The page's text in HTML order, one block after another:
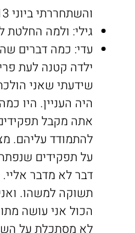
והשתחררתי ביוני 2013.
גילי: ולמה
עדי: כמה דברים
ילדה קטנה לעת
שידעתי שאני
היה העניין. היו
אתה מקבל
להתמודד עליהם.
על תפקידים
דבר לא מדבר
תשוקה למשהו.
הכול אני עושה
לא מסתכלת על